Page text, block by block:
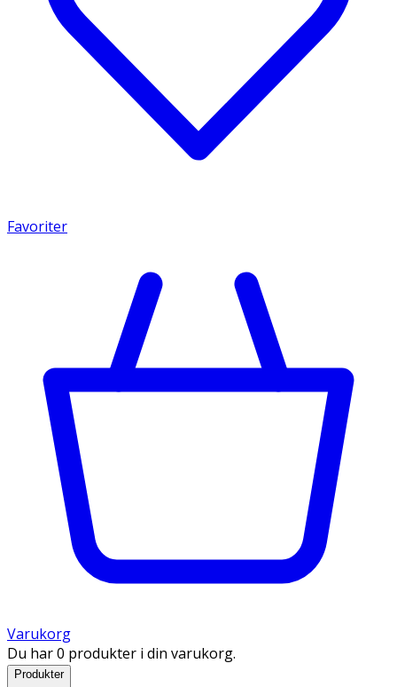
Favoriter
Varukorg
Du har 0 produkter i din varukorg.
Produkter